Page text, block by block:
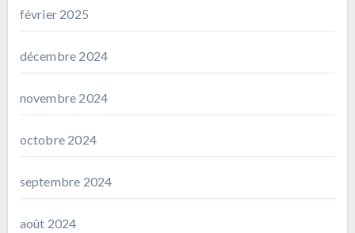
février 2025
décembre 2024
novembre 2024
octobre 2024
septembre 2024
août 2024